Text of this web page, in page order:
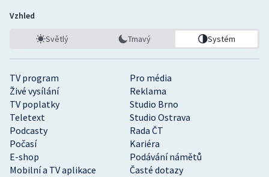
TV program
Pro média
Živé vysílání
Reklama
TV poplatky
Studio Brno
Teletext
Studio Ostrava
Podcasty
Rada ČT
Počasí
Kariéra
E-shop
Podávání námětů
Mobilní a TV aplikace
Časté dotazy
Vzhled
Světlý Tmavý Systém